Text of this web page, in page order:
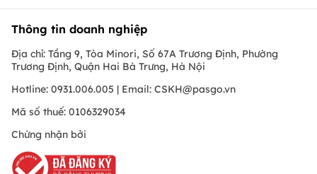
Thông tin doanh nghiệp
Địa chỉ: Tầng 9, Tòa Minori, Số 67A Trương Định, Phường
Trương Định, Quận Hai Bà Trưng, Hà Nội
Hotline: 0931.006.005 | Email: CSKH@pasgo.vn
Mã số thuế: 0106329034
Chứng nhận bởi